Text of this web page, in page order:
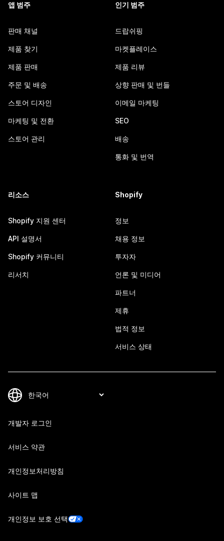
앱 범주
판매 채널
제품 찾기
제품 판매
주문 및 배송
스토어 디자인
마케팅 및 전환
스토어 관리
인기 범주
드랍쉬핑
마켓플레이스
제품 리뷰
상향 판매 및 번들
이메일 마케팅
SEO
배송
통화 및 번역
리소스
Shopify 지원 센터
API 설명서
Shopify 커뮤니티
리서치
Shopify
정보
채용 정보
투자자
언론 및 미디어
파트너
제휴
법적 정보
서비스 상태
개발자 로그인
서비스 약관
개인정보처리방침
사이트 맵
개인정보 보호 선택